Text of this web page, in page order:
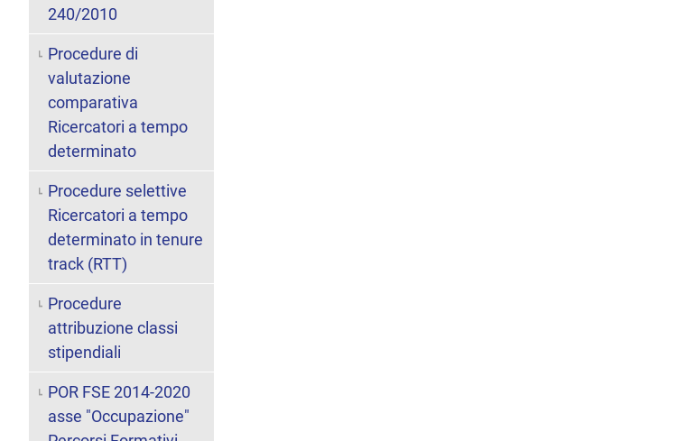
240/2010
Procedure di
valutazione
comparativa
Ricercatori a tempo
determinato
Procedure selettive
Ricercatori a tempo
determinato in tenure
track (RTT)
Procedure
attribuzione classi
stipendiali
POR FSE 2014-2020
asse "Occupazione"